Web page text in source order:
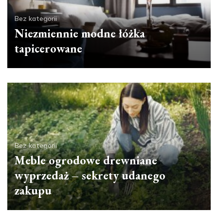
Bez kategorii
Niezmiennie modne łóżka
tapicerowane
Bez kategorii
Meble ogrodowe drewniane
wyprzedaż – sekrety udanego
zakupu